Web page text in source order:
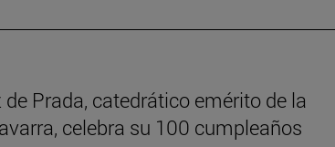
Prada, catedrático emérito de la
celebra su 100 cumpleaños